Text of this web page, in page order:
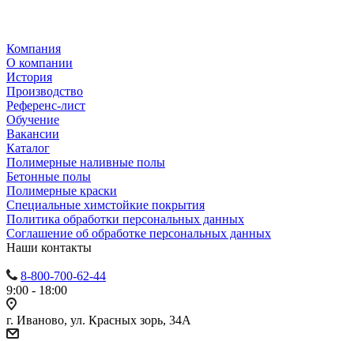
Компания
О компании
История
Производство
Референс-лист
Обучение
Вакансии
Каталог
Полимерные наливные полы
Бетонные полы
Полимерные краски
Специальные химстойкие покрытия
Политика обработки персональных данных
Cоглашение об обработке персональных данных
Наши контакты
8-800-700-62-44
9:00 - 18:00
г. Иваново, ул. Красных зорь, 34А